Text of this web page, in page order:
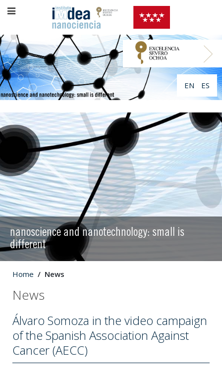
EN ES
nanoscience and nanotechnology: small is
different
Home News
News
Álvaro Somoza in the video campaign
of the Spanish Association Against
Cancer (AECC)